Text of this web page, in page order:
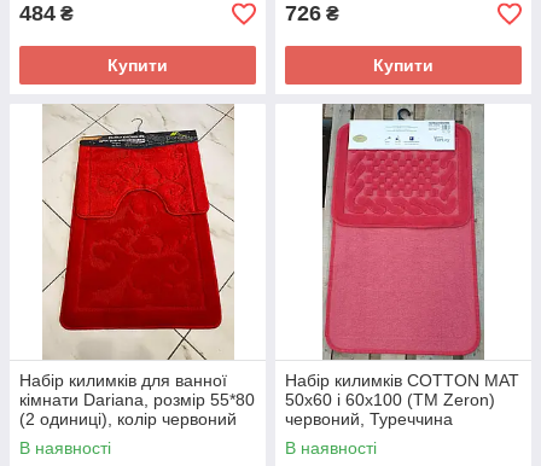
484 ₴
Купити
726 ₴
Купити
Набір килимків для ванної
кімнати Dariana, розмір 55*80
(2 одиниці), колір червоний
В наявності
Набір килимків COTTON MAT
50х60 і 60х100 (TM Zeron)
червоний, Туреччина
В наявності